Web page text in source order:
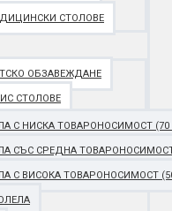
СТОЛОВЕ
ОБЗАВЕЖДАНЕ
СТОЛОВЕ
С НИСКА ТОВАРОНОСИМОСТ (70 -
СЪС СРЕДНА ТОВАРОНОСИМОСТ
С ВИСОКА ТОВАРОНОСИМОСТ